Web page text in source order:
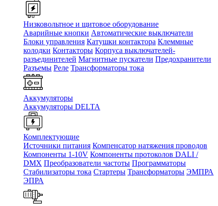
Низковольтное и щитовое оборудование
Аварийные кнопки Автоматические выключатели
Блоки управления Катушки контактора Клеммные
колодки Контакторы Корпуса выключателей-
разъединителей Магнитные пускатели Предохранители
Разъемы Реле Трансформаторы тока
Аккумуляторы
Аккумуляторы DELTA
Комплектующие
Источники питания Компенсатор натяжения проводов
Компоненты 1-10V Компоненты протоколов DALI /
DMX Преобразователи частоты Программаторы
Стабилизаторы тока Стартеры Трансформаторы ЭМПРА
ЭПРА